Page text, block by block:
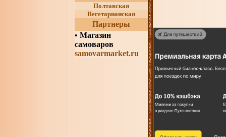
Полтавская
Вегетарианская
Партнеры
• Магазин
самоваров
samovarmarket.ru